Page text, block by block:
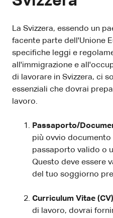
La Svizzera, essendo un
facente parte dell'Unione
specifiche leggi e
all'immigrazione e
di lavorare in Svizzera, ci
essenziali che dovrai
lavoro.
Passaporto/
più ovvio
passaporto valido o
Questo deve essere
del tuo soggiorno
Curriculum Vitae
di lavoro, dovrai